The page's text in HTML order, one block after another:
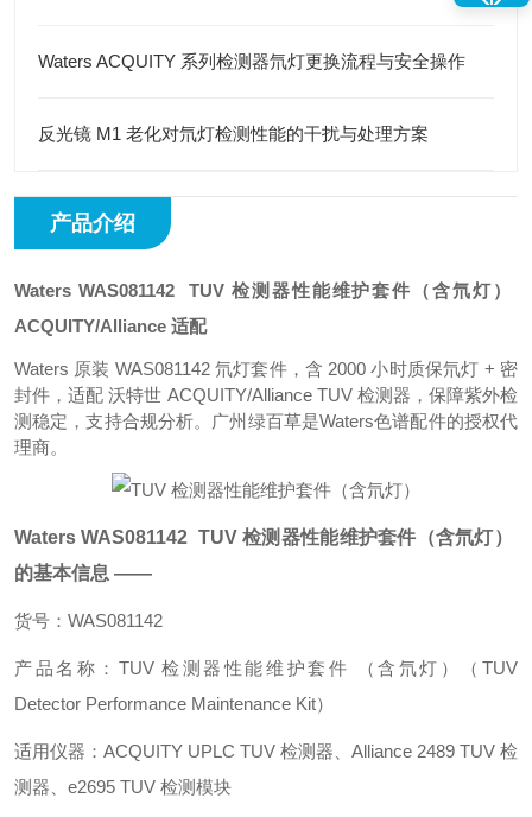
Waters ACQUITY 系列检测器氘灯更换流程与安全操作
反光镜 M1 老化对氘灯检测性能的干扰与处理方案
产品介绍
Waters WAS081142 TUV 检测器性能维护套件（含氘灯）
ACQUITY/Alliance 适配
Waters 原装 WAS081142 氘灯套件，含 2000 小时质保氘灯 + 密
封件，适配 沃特世 ACQUITY/Alliance TUV 检测器，保障紫外检
测稳定，支持合规分析。广州绿百草是Waters色谱配件的授权代
理商。
Waters WAS081142 TUV 检测器性能维护套件（含氘灯）
的基本信息 ——
货号：WAS081142
产品名称：TUV 检测器性能维护套件 （含氘灯）（TUV
Detector Performance Maintenance Kit）
适用仪器：ACQUITY UPLC TUV 检测器、Alliance 2489 TUV 检
测器、e2695 TUV 检测模块